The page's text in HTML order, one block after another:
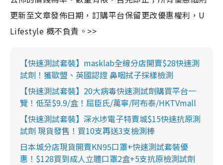
更新至文章發佈日期，訂購平台保留更改優惠權利，U
Lifestyle 概不負責。>>
【快速測試套裝】masklab全線分店開賣$28快速測
試劑！獲歐盟、英國認證 鼻咽拭子採樣檢測
【快速測試套裝】20大病毒快速測試劑購買平台一
覽！低至$9.9/盒！屈臣氏/萬寧/阿布泰/HKTVmall
【快速測試套裝】深水埗電子特賣城$15快速抗原測
試劑 現貨發售！買10支再送3支檢測棒
日本城分店現貨開賣KN95口罩+快速測試套裝優
惠！$128買到成人立體口罩2盒+5支抗原檢測試劑